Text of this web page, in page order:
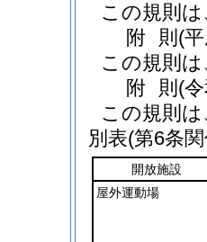
この規則
附 則 (
この規則
附 則 (
この規則
別表(第6条
開放施設
屋外運動場